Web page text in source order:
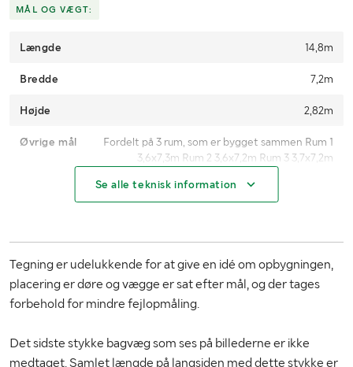
MÅL OG VÆGT:
Længde 14,8m
Bredde 7,2m
Højde 2,82m
Øvrige mål
Fordelt på 3 rum, som er bygget sammen Rum 1
3,6x7,3m Rum 2 3,6x7,2m Rum 3 3,7x7,2m
Se alle teknisk information
Tegning er udelukkende for at give en idé om opbygningen,
placering er døre og vægge er sat efter mål, og der tages
forbehold for mindre fejlopmåling.
Det sidste stykke bagvæg som ses på billederne er ikke
medtaget. Samlet længde på langsiden med dette stykke er